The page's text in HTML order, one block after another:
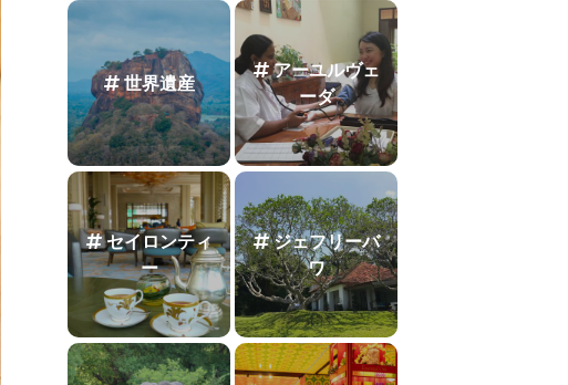
世界遺産
アーユルヴェ
ーダ
セイロンティ
ー
ジェフリーバ
ワ